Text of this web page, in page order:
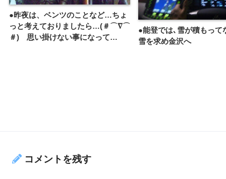
●昨夜は、ベンツのことなど…ちょ
っと考えておりましたら…(＃⌒∇⌒
＃)ゞ思い掛けない事になって…
●能登では､雪が積もっ
雪を求め金沢へ
コメントを残す